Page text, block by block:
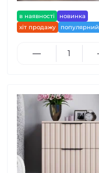
в наявності
новинка
хіт продажу
популярний